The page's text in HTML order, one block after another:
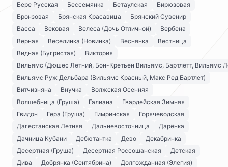
Бере Русская
Бессемянка Бетаулская
Бирюзовая
Бронзовая
Брянская Красавица
Брянский Сувенир
Васса
Вековая Велеса (Дочь Отличной)
Вербена
Верная
Веселинка (Новинка) Веснянка
Вестница
Видная (Бугристая)
Виктория
Вильямс (Дюшес Летний, Бон-Кретьен Вильямс, Бартлетт, Вильямс
Вильямс Руж Дельбара (Вильямс Красный, Макс Ред Бартлет)
Витчизняна
Внучка
Волжская Осенняя
Волшебница (Груша)
Галиана
Гвардейская Зимняя
Гвидон
Гера (Груша) Гимринская
Горячеводская
Дагестанская Летняя
Дальневосточница
Дарёнка
Дачница Кубани
Дебютантка Дево
Декабринка
Десертная (Груша)
Десертная Россошанская
Детская
Дива
Добрянка (Сентябрина)
Долгожданная (Элегия)